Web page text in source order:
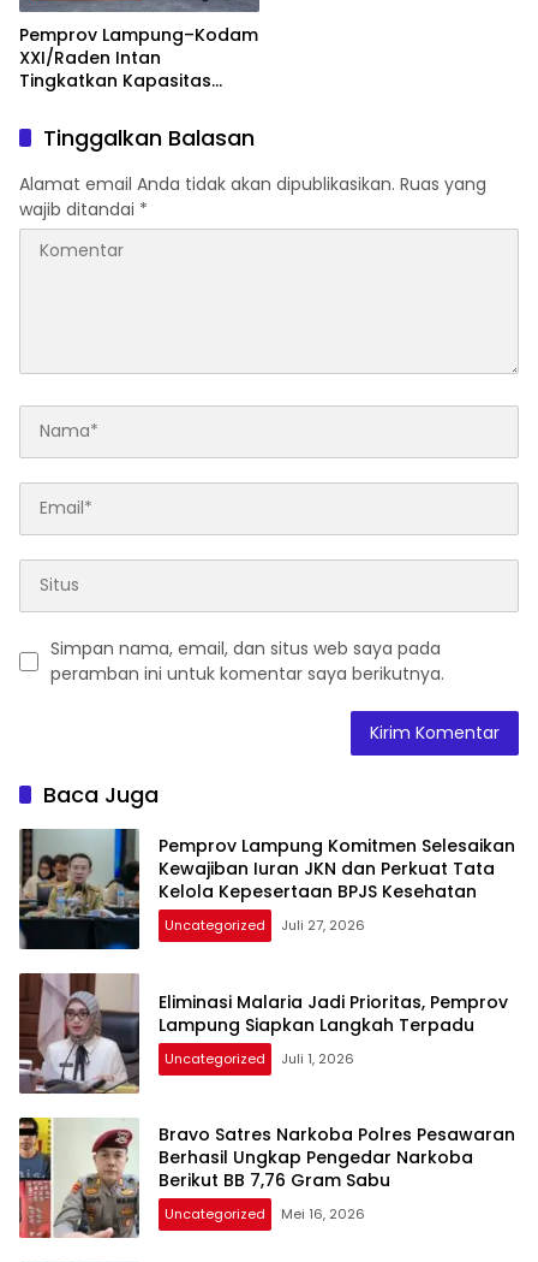
Pemprov Lampung–Kodam
XXI/Raden Intan
Tingkatkan Kapasitas
Komunikasi Publik
Tinggalkan Balasan
Alamat email Anda tidak akan dipublikasikan. Ruas yang
wajib ditandai *
Simpan nama, email, dan situs web saya pada
peramban ini untuk komentar saya berikutnya.
Baca Juga
Pemprov Lampung Komitmen Selesaikan
Kewajiban Iuran JKN dan Perkuat Tata
Kelola Kepesertaan BPJS Kesehatan
Uncategorized Juli 27, 2026
Eliminasi Malaria Jadi Prioritas, Pemprov
Lampung Siapkan Langkah Terpadu
Uncategorized Juli 1, 2026
Bravo Satres Narkoba Polres Pesawaran
Berhasil Ungkap Pengedar Narkoba
Berikut BB 7,76 Gram Sabu
Uncategorized Mei 16, 2026